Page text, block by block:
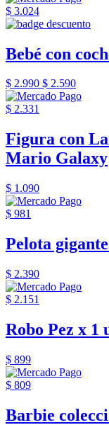
$ 3.024
Bebé con
$ 2.990 $ 2.590
$ 2.331
Figura con
Mario Galaxy
$ 1.090
$ 981
Pelota
$ 2.390
$ 2.151
Robo Pez x 1
$ 899
$ 809
Barbie